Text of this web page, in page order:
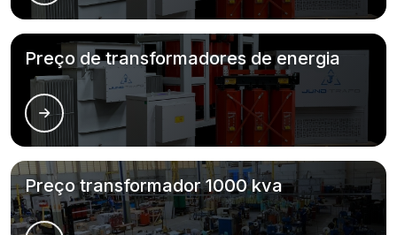
Preço de transformadores de energia
Preço transformador 1000 kva